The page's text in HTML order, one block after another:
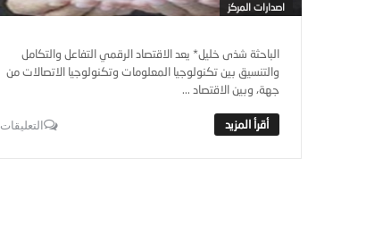
اصدارات المركز
الباحثة شذى خليل* يعد الاقتصاد الرقمي التفاعل والتكامل
والتنسيق بين تكنولوجيا المعلومات وتكنولوجيا الاتصالات من
جهة، وبين الاقتصاد ...
التعليقات